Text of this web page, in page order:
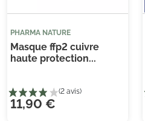
PHARMA NATURE
Masque ffp2 cuivre
haute protection...
11,90 €